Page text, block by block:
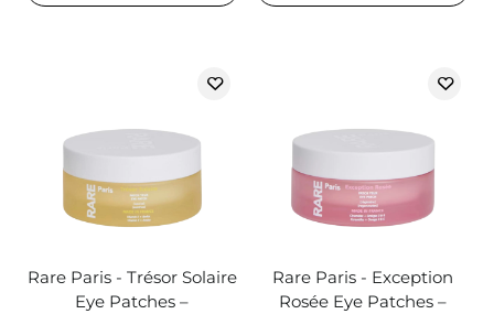
Rare Paris - Trésor Solaire
Eye Patches –
Rare Paris - Exception
Rosée Eye Patches –